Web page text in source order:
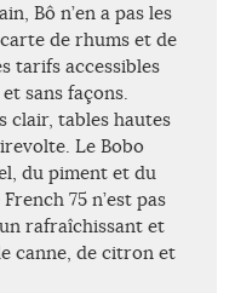
Bô n’en a pas les
de rhums et de
tarifs accessibles
sans façons.
clair, tables hautes
Le Bobo
du piment et du
75 n’est pas
rafraîchissant et
canne, de citron et